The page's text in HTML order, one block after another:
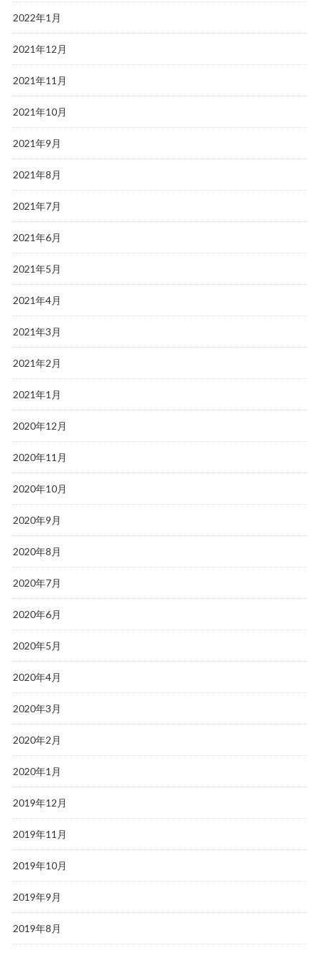
2022年1月
2021年12月
2021年11月
2021年10月
2021年9月
2021年8月
2021年7月
2021年6月
2021年5月
2021年4月
2021年3月
2021年2月
2021年1月
2020年12月
2020年11月
2020年10月
2020年9月
2020年8月
2020年7月
2020年6月
2020年5月
2020年4月
2020年3月
2020年2月
2020年1月
2019年12月
2019年11月
2019年10月
2019年9月
2019年8月